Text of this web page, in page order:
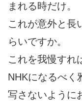
まれる時だけ。
これが意外と長
らいですか。
これを我慢すれ
NHKになるべく
写さないように